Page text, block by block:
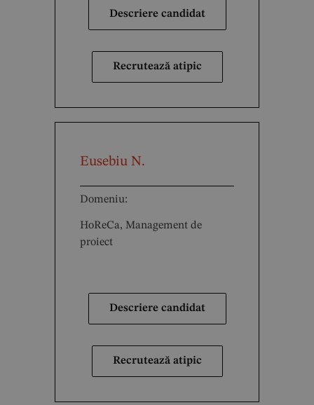
Descriere candidat
Recrutează atipic
Eusebiu N.
Domeniu:
HoReCa, Management de
proiect
Descriere candidat
Recrutează atipic